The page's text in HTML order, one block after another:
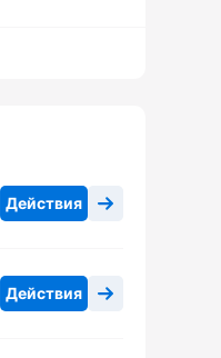
Действия
Действия